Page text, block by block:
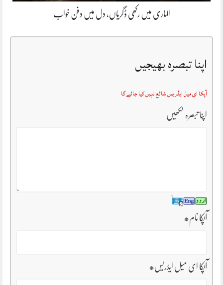
الماری میں رکھی ڈگریاں، دل میں دفن خواب
اپنا تبصرہ بھیجیں
آپکا ای میل ایڈریس شائع نہیں کیا جائے گا
اپنا تبصرہ لکھیں
آپکا نام*
آپکا ای میل ایڈریس*